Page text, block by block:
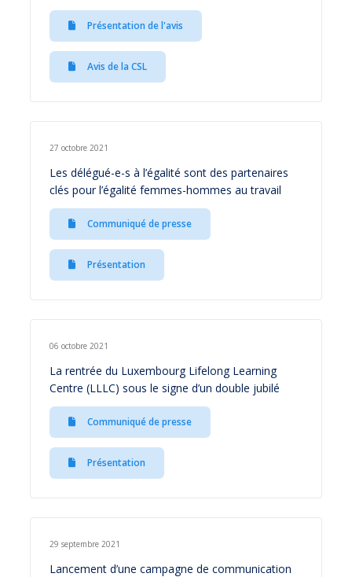
Présentation de l'avis
Avis de la CSL
27 octobre 2021
Les délégué-e-s à l’égalité sont des partenaires
clés pour l’égalité femmes-hommes au travail
Communiqué de presse
Présentation
06 octobre 2021
La rentrée du Luxembourg Lifelong Learning
Centre (LLLC) sous le signe d’un double jubilé
Communiqué de presse
Présentation
29 septembre 2021
Lancement d’une campagne de communication